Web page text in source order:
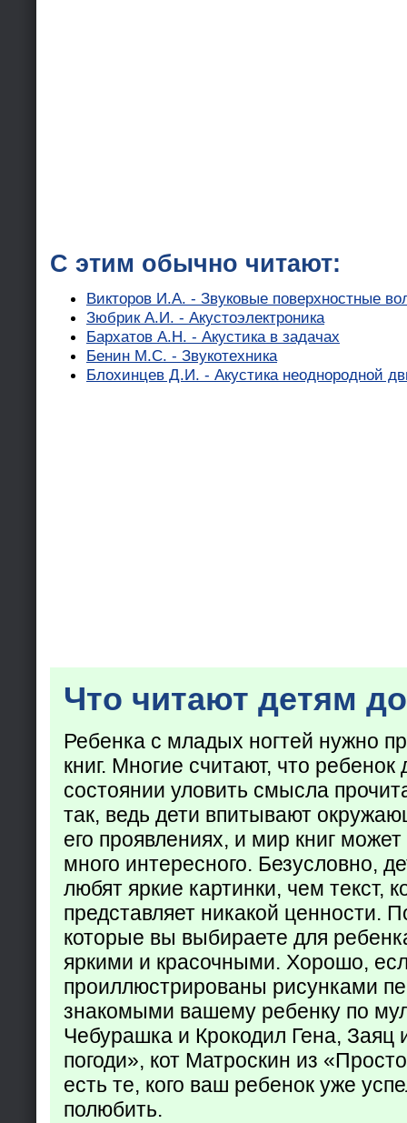
С этим обычно читают:
Викторов И.А. - Звуковые поверхностные
Зюбрик А.И. - Акустоэлектроника
Бархатов А.Н. - Акустика в задачах
Бенин М.С. - Звукотехника
Блохинцев Д.И. - Акустика неоднородной
Что читают детям
Ребенка с младых ногтей нужно
книг. Многие считают, что ребенок
состоянии уловить смысла
так, ведь дети впитывают
его проявлениях, и мир книг
много интересного. Безусловно,
любят яркие картинки, чем текст,
представляет никакой ценности.
которые вы выбираете для
яркими и красочными. Хорошо,
проиллюстрированы рисунками
знакомыми вашему ребенку по
Чебурашка и Крокодил Гена, Заяц
погоди», кот Матроскин из
есть те, кого ваш ребенок уже
полюбить.